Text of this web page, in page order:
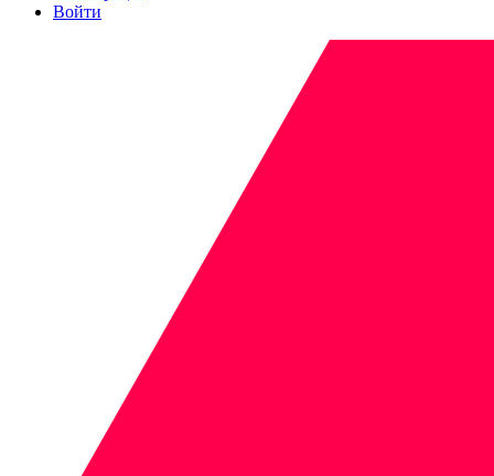
Войти